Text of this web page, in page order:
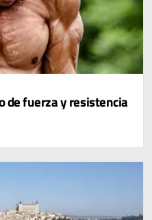
de fuerza y resistencia